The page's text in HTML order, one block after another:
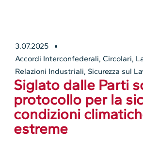
3.07.2025
Accordi Interconfederali,Circolari,
Relazioni Industriali, Sicurezza sul
Siglato dalle Parti
protocollo per la
condizioni
estreme